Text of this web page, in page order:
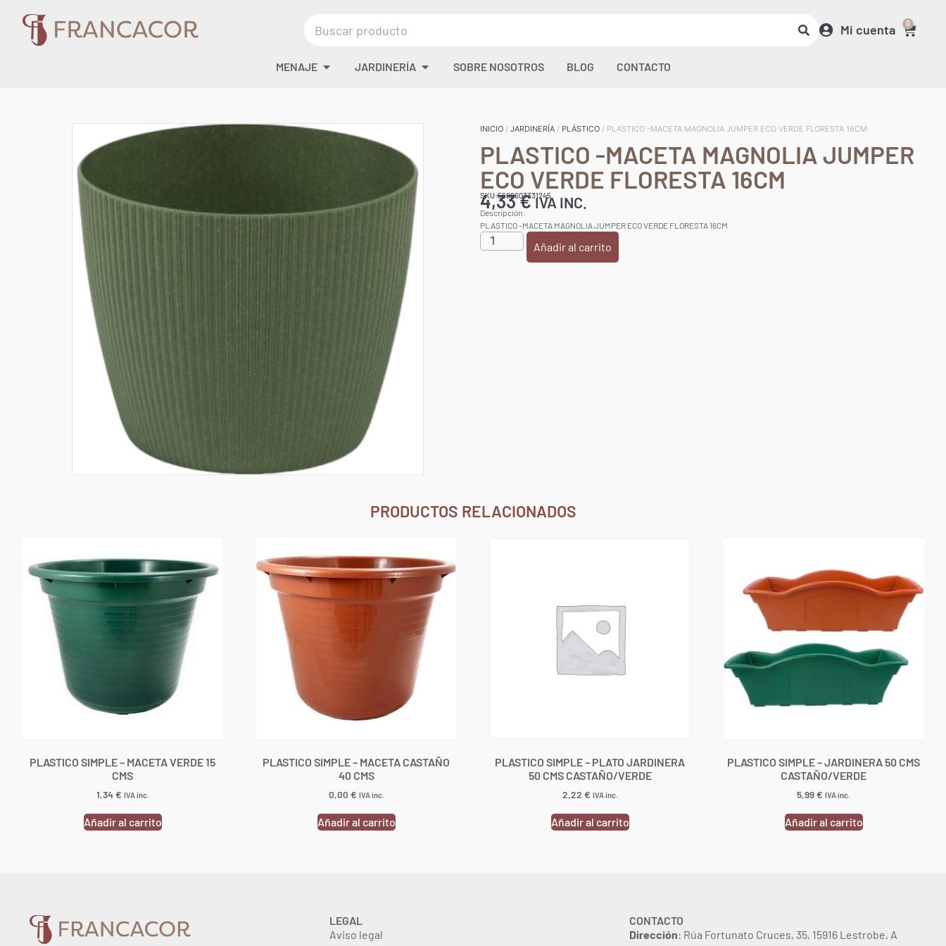
Mi cuenta 0
MENAJE JARDINERÍA SOBRE NOSOTROS BLOG CONTACTO
INICIO / JARDINERÍA / PLÁSTICO / PLASTICO -MACETA MAGNOLIA JUMPER ECO VERDE FLORESTA 16CM
PLASTICO -MACETA MAGNOLIA JUMPER
ECO VERDE FLORESTA 16CM
SKU:5608603331245
4,33€IVA INC.
Descripción:
PLASTICO -MACETA MAGNOLIA JUMPER ECO VERDE FLORESTA 16CM
Añadir al carrito
PRODUCTOS RELACIONADOS
PLASTICO SIMPLE – MACETA VERDE 15
CMS
1,34€ IVA inc.
Añadir al carrito
PLASTICO SIMPLE – MACETA CASTAÑO
40 CMS
0,00 € IVA inc.
Añadir al carrito
PLASTICO SIMPLE – PLATO JARDINERA
50 CMS CASTAÑO/VERDE
2,22 € IVA inc.
Añadir al carrito
PLASTICO SIMPLE – JARDINERA 50 CMS
CASTAÑO/VERDE
5,99€ IVA inc.
Añadir al carrito
LEGAL
Aviso legal
CONTACTO
Dirección: Rúa Fortunato Cruces, 35, 15916 Lestrobe, A